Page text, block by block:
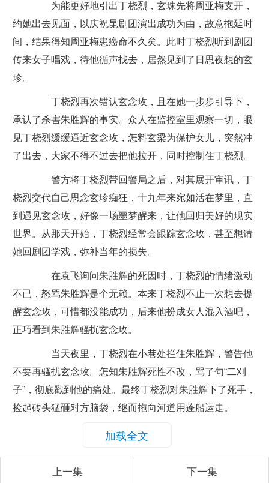
为能更好地引出丁桡烈，玄珠先将周亚梅支开，
约她出去见面，以庆祝昆剧团演出成功为由，故意拖延时
间，结果得知周亚梅患癌命不久矣。此时丁桡烈听到剧团
传来女子唱戏，待他循声找去，居然见到了日思夜想的玄
珍。
丁桡烈再次错认玄念玫，且在她一步步引导下，
承认了杀害朱胜辉的事实。众人在监控室里观察一切，眼
见丁桡烈缓缓逼近玄念玫，怎料玄梁为保护女儿，突然冲
了出去，大家不得不过去把他拉开，同时控制住丁桡烈。
警方将丁桡烈带回警局之后，对其展开审讯，丁
桡烈交代自己思念玄珍痴狂，十九年来宛如活在梦里，直
到遇见玄念玫，好像一场噩梦醒来，让他回归美好的现实
世界。从那天开始，丁桡烈经常会跟踪玄念玫，甚至想请
她回剧团学戏，弥补当年的损失。
在袁飞询问朱胜辉的死因时，丁桡烈的情绪激动
不已，怒骂朱胜辉是个无赖。本来丁桡烈不止一次想去提
醒玄念玫，可惜都没能成功，后来他扮成女人混入酒吧，
正巧看到朱胜辉骚扰玄念玫。
当天夜里，丁桡烈在小巷处拦住朱胜辉，警告他
不要再骚扰玄念玫。怎知朱胜辉死性不改，骂了句“二刈
子”，彻底戳到他的痛处。最终丁桡烈对朱胜辉下了死手，
捡起砖头猛砸对方脑袋，继而拖向河道用蓬船运走。
加载全文
上一集 下一集